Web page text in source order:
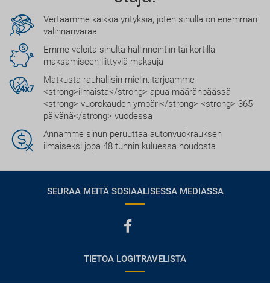
Vertaamme kaikkia yrityksiä, joten sinulla on enemmän
valinnanvaraa
Emme veloita sinulta hallinnointiin tai kortilla
maksamiseen liittyviä maksuja
Matkusta rauhallisin mielin: tarjoamme
<strong>ilmaista</strong> apua määränpäässä
<strong> vuorokauden ympäri</strong> <strong> 365
päivänä</strong> vuodessa
Annamme sinun peruuttaa autonvuokrauksen
ilmaiseksi jopa 48 tunnin kuluessa noudosta
SEURAA MEITÄ SOSIAALISESSA MEDIASSA
TIETOA LOGITRAVELISTA